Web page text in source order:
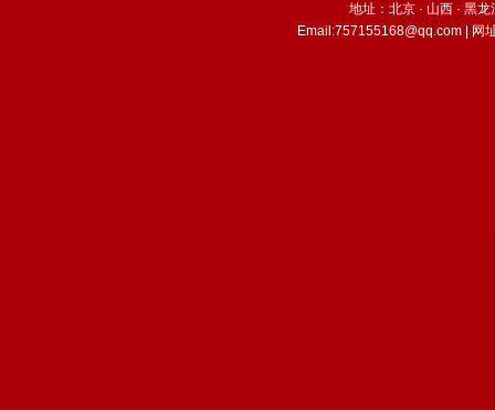
地址：北京 · 山西 · 黑
Email:757155168@qq.com | 网